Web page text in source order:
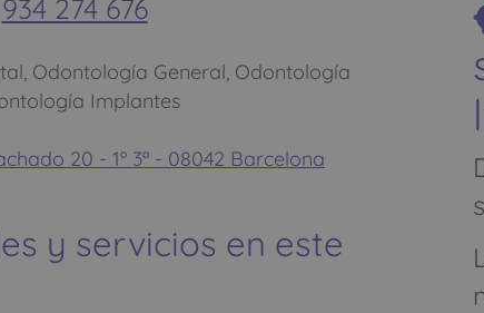
934 274 676
Odontología General, Odontología
Implantes
20 - 1º 3ª - 08042 Barcelona
y servicios en este